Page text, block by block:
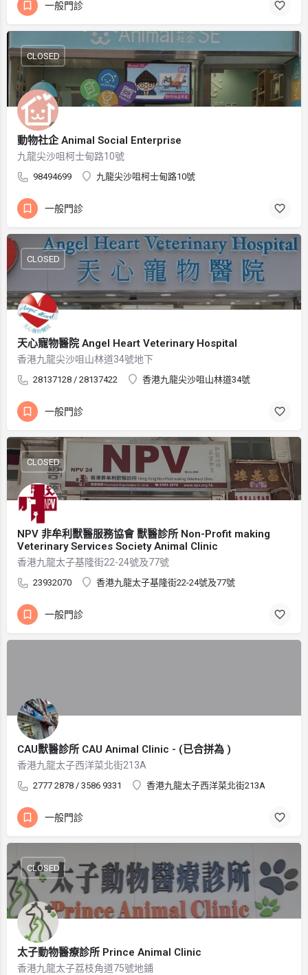
一般門診
動物社企 Animal Social Enterprise
九龍尖沙咀柯士甸路10號
98494699 九龍尖沙咀柯士甸路10號
CLOSED
一般門診
天心寵物醫院 Angel Heart Veterinary Hospital
香港九龍尖沙咀山林道34號地下
28137128 / 28137422 香港九龍尖沙咀山林道34號
CLOSED
一般門診
NPV 非牟利獸醫服務協會 獸醫診所 Non-Profit making
Veterinary Services Society Animal Clinic
香港九龍太子基隆街22-24號及77號
23932070 香港九龍太子基隆街22-24號及77號
CLOSED
一般門診
CAU獸醫診所 CAU Animal Clinic - (已合拼為 )
香港九龍太子西洋菜北街213A
2777 2878 / 3586 9331 香港九龍太子西洋菜北街213A
一般門診
太子動物醫療診所 Prince Animal Clinic
香港九龍太子荔枝角道75號地鋪
CLOSED